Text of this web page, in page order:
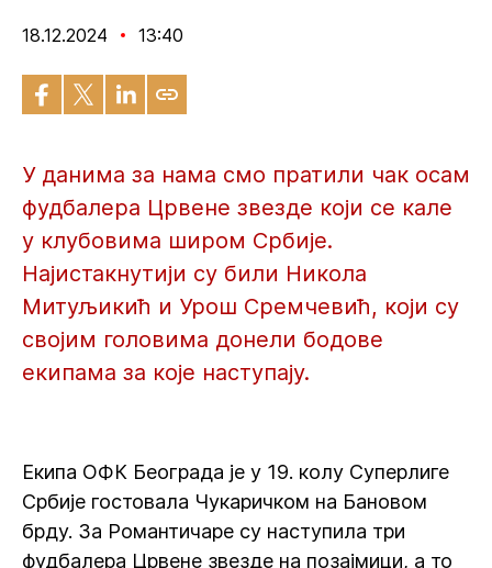
18.12.2024 13:40
У данима за нама смо пратили чак осам
фудбалера Црвене звезде који се кале
у клубовима широм Србије.
Најистакнутији су били Никола
Митуљикић и Урош Сремчевић, који су
својим головима донели бодове
екипама за које наступају.
Екипа ОФК Београда је у 19. колу Суперлиге
Србије гостовала Чукаричком на Бановом
брду. За Романтичаре су наступила три
фудбалера Црвене звезде на позајмици, а то